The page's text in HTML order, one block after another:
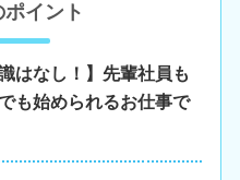
イント
はなし！】先輩社員も
も始められるお仕事で